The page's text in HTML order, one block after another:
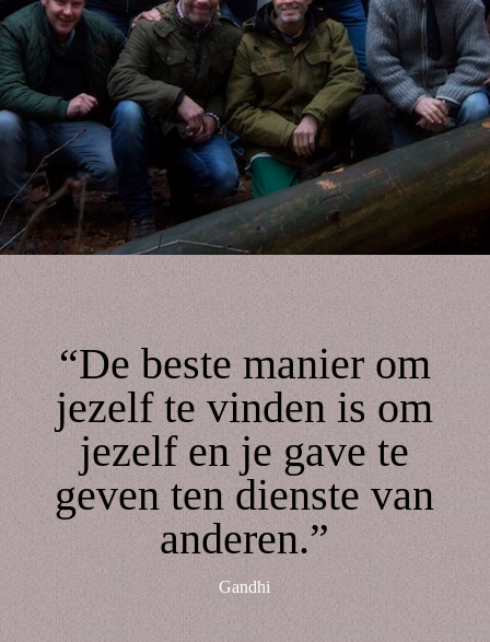
“De beste manier om
jezelf te vinden is om
jezelf en je gave te
geven ten dienste van
anderen.”
Gandhi